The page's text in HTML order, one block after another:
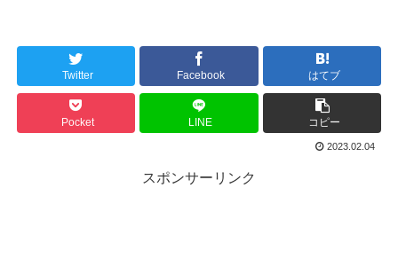
Twitter Facebook はてブ
Pocket LINE コピー
2023.02.04
スポンサーリンク